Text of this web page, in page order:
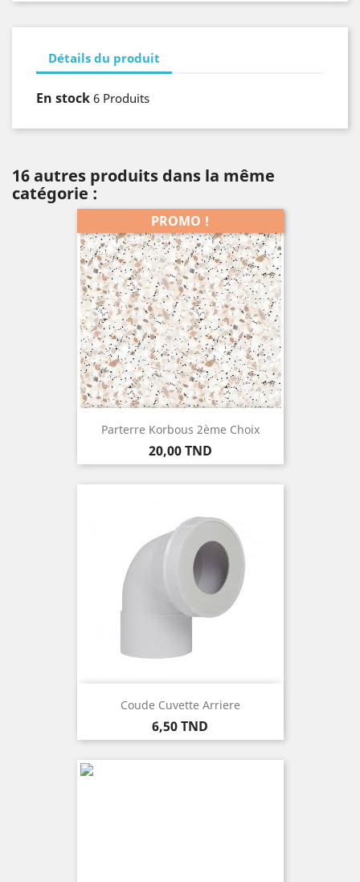
Détails du produit
En stock 6 Produits
16 autres produits dans la même
catégorie :
Parterre Korbous 2ème Choix
Prix
20,00 TND
PROMO !
Coude Cuvette Arriere
Prix
6,50 TND